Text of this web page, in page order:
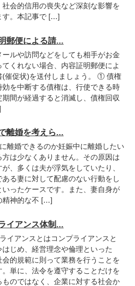
社会的信用の喪失など深刻な影響を
す。本記事で […]
郵便による請...
ールや訪問などをしても相手がお金
てくれない場合、内容証明郵便によ
(催促状)を送付しましょう。 ① 債権
効を中断する債権は、行使できる時
期間が経過すると消滅し、債権回収
離婚を考えら...
離婚できるのか妊娠中に離婚したい
方は少なくありません。その原因は
、多くは夫が浮気をしていたり、
ある妻に対して配慮のない行動をし
いったケースです。また、妻自身が
精神的な不 […]
イアンス体制...
イアンスとはコンプライアンスと
はじめ、経営理念や倫理といった
会的規範に則って業務を行うことを
。単に、法令を遵守することだけを
ものではなく、企業に対する社会か